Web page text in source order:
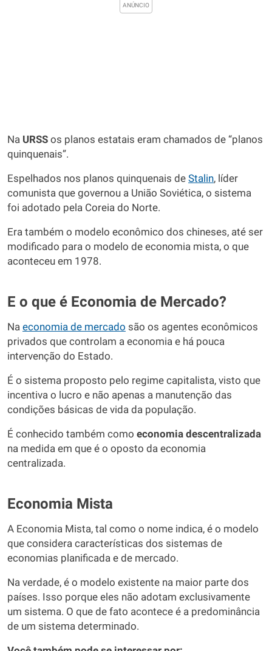
Na URSS os planos estatais eram chamados de “planos
quinquenais”.
Espelhados nos planos quinquenais de Stalin, líder
comunista que governou a União Soviética, o sistema
foi adotado pela Coreia do Norte.
Era também o modelo econômico dos chineses, até ser
modificado para o modelo de economia mista, o que
aconteceu em 1978.
E o que é Economia de Mercado?
Na economia de mercado são os agentes econômicos
privados que controlam a economia e há pouca
intervenção do Estado.
É o sistema proposto pelo regime capitalista, visto que
incentiva o lucro e não apenas a manutenção das
condições básicas de vida da população.
É conhecido também como economia descentralizada
na medida em que é o oposto da economia
centralizada.
Economia Mista
A Economia Mista, tal como o nome indica, é o modelo
que considera características dos sistemas de
economias planificada e de mercado.
Na verdade, é o modelo existente na maior parte dos
países. Isso porque eles não adotam exclusivamente
um sistema. O que de fato acontece é a predominância
de um sistema determinado.